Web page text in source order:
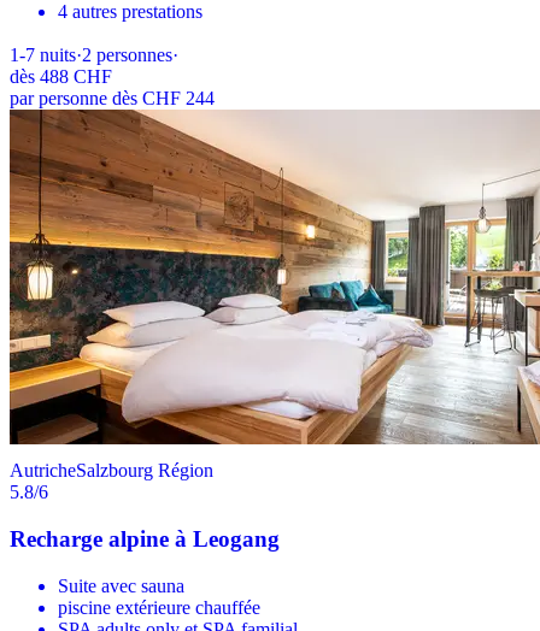
4 autres prestations
1-7 nuits·2 personnes·
dès 488 CHF
par personne dès CHF 244
AutricheSalzbourg Région
5.8/6
Recharge alpine à Leogang
Suite avec sauna
piscine extérieure chauffée